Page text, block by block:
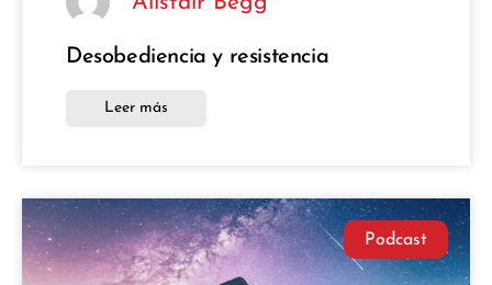
Desobediencia y resistencia
Leer más
Podcast